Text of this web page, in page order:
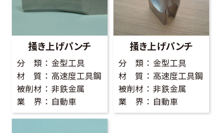
掻き上げパンチ
分 類
金型工具
材 質
高速度工具鋼
被削材
非鉄金属
業 界
自動車
掻き上げパンチ
分 類
金型工具
材 質
高速度工具鋼
被削材
非鉄金属
業 界
自動車